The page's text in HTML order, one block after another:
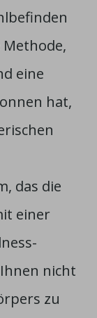
eine
hat,
das die
einer
nicht
zu